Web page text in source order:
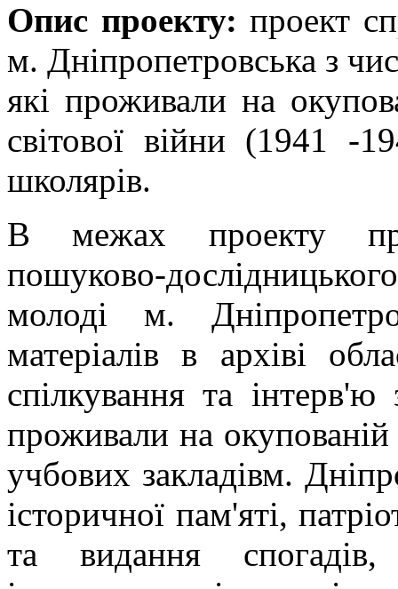
Опис проекту:проект
м. Дніпропетровська з
які проживали на
світової війни (1941 -
школярів.
В межах проекту
пошуково-
молоді м.
матеріалів в архіві
спілкування та
проживали на окупованій
учбових закладівм.
історичної пам'яті,
та видання